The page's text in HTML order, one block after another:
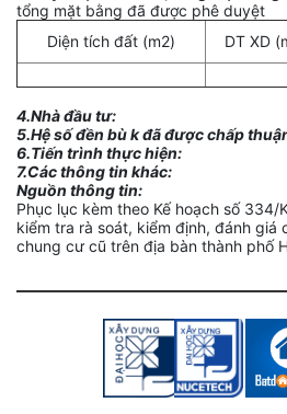
tổng mặt bằng đã được phê duyệt
Diện tích đất (m2)
DT XD
4.Nhà đầu tư:
5.Hệ số đền bù k đã được chấp
6.Tiến trình thực hiện:
7.Các thông tin khác:
Nguồn thông tin:
Phục lục kèm theo Kế hoạch số 334/
kiểm tra rà soát, kiểm định, đánh giá
chung cư cũ trên địa bàn thành phố